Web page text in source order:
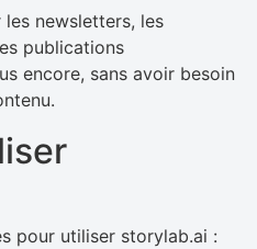
newsletters, les
publications
encore, sans avoir besoin
pour utiliser storylab.ai :